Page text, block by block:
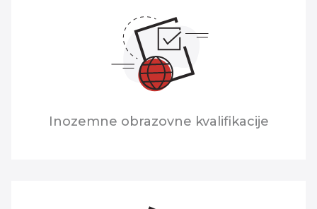
Inozemne obrazovne kvalifikacije